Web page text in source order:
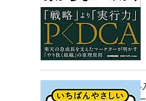
無料BIツール
いGoogleデ